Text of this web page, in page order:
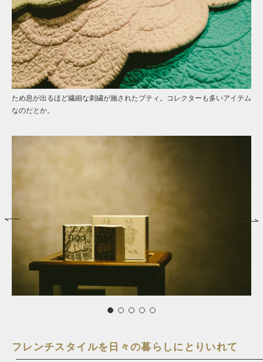
ため息が出るほど繊細な刺繍が施されたブティ。コレクターも多いアイテム
なのだとか。
フレンチスタイルを日々の暮らしにとりいれて